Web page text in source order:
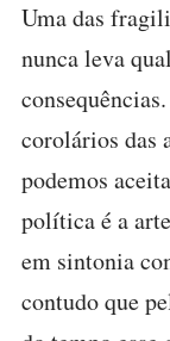
Uma das
nunca leva
corolários das
podemos
política é a
em sintonia
contudo que